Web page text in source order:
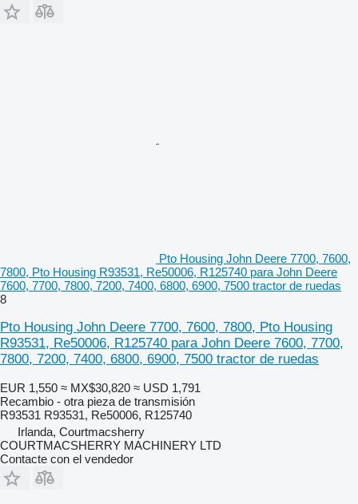
Pto Housing John Deere 7700, 7600,
7800, Pto Housing R93531, Re50006, R125740 para John Deere
7600, 7700, 7800, 7200, 7400, 6800, 6900, 7500 tractor de ruedas
8
Pto Housing John Deere 7700, 7600, 7800, Pto Housing
R93531, Re50006, R125740 para John Deere 7600, 7700,
7800, 7200, 7400, 6800, 6900, 7500 tractor de ruedas
EUR 1,550 ≈ MX$30,820 ≈ USD 1,791
Recambio - otra pieza de transmisión
R93531 R93531, Re50006, R125740
Irlanda, Courtmacsherry
COURTMACSHERRY MACHINERY LTD
Contacte con el vendedor